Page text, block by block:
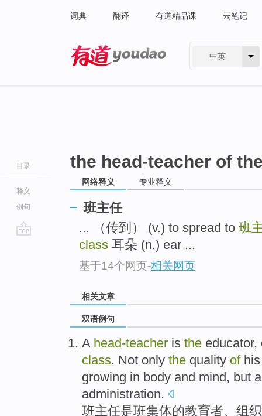
词典 翻译 有道精品课 云笔记
中英
目录
释义
例句
the head-teacher of
网络释义 专业释义
班主任
... （传到） (v.) to spread to 班
class 耳朵 (n.) ear ...
基于14个网页-相关网页
相关文章
双语例句
A head-teacher is the educator,
class. Not only the quality of
growing in body and mind, but
administration.
班主任是班集体的教育者、 组